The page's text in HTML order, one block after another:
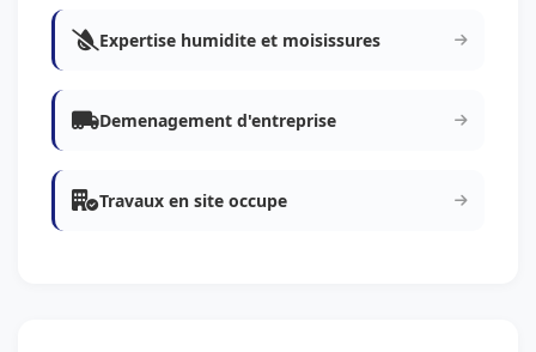
Expertise humidite et moisissures
Demenagement d'entreprise
Travaux en site occupe